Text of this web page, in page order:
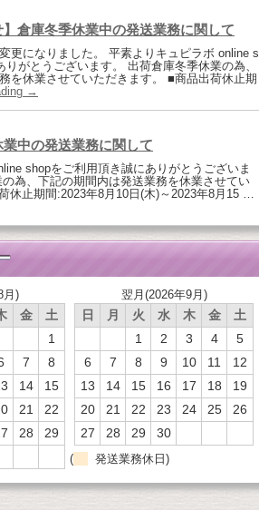
倉庫冬季休業中の発送業務に関して
更になりました。 平素よりキュピラボ online s
りがとうございます。 出荷倉庫冬季休業の為、
を休業させていただきます。 ■商品出荷休止期
→
業中の発送業務に関して
shopをご利用頂き誠にありがとうございま
為、下記の期間内は発送業務を休業させてい
休止期間:2023年8月10日(木)～2023年8月15 …
月)
金
土
1
7
8
14
15
21
22
28
29
翌月(2026年9月)
日 月 火 水 木 金
土
1
2 3 4
5
6
7 8 9 10 11
12
13
14 15 16 17 18
19
20
21 22 23 24 25
26
27
28 29 30
( 発送業務休日)